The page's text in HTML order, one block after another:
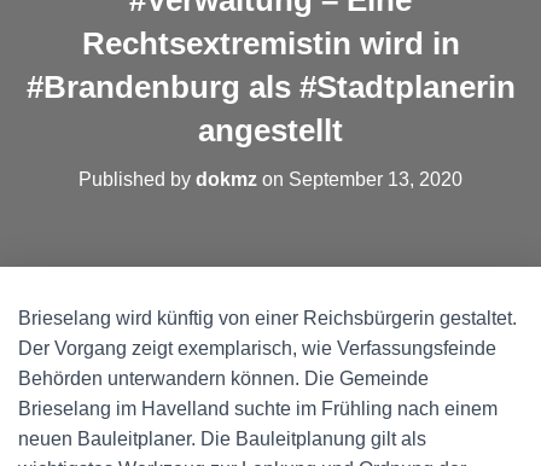
Rechtsextremistin wird in
#Brandenburg als #Stadtplanerin
angestellt
Published by dokmz on September 13, 2020
Brieselang wird künftig von einer Reichsbürgerin gestaltet.
Der Vorgang zeigt exemplarisch, wie Verfassungsfeinde
Behörden unterwandern können. Die Gemeinde
Brieselang im Havelland suchte im Frühling nach einem
neuen Bauleitplaner. Die Bauleitplanung gilt als